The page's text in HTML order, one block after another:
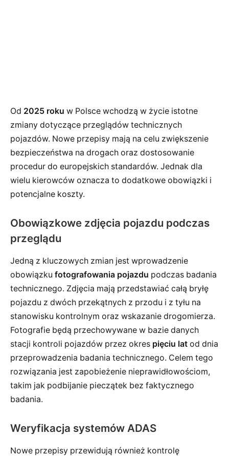
Od 2025 roku w Polsce wchodzą w życie istotne
zmiany dotyczące przeglądów technicznych
pojazdów. Nowe przepisy mają na celu zwiększenie
bezpieczeństwa na drogach oraz dostosowanie
procedur do europejskich standardów. Jednak dla
wielu kierowców oznacza to dodatkowe obowiązki i
potencjalne koszty.
Obowiązkowe zdjęcia pojazdu podczas
przeglądu
Jedną z kluczowych zmian jest wprowadzenie
obowiązku fotografowania pojazdu podczas badania
technicznego. Zdjęcia mają przedstawiać całą bryłę
pojazdu z dwóch przekątnych z przodu i z tyłu na
stanowisku kontrolnym oraz wskazanie drogomierza.
Fotografie będą przechowywane w bazie danych
stacji kontroli pojazdów przez okres pięciu lat od dnia
przeprowadzenia badania technicznego. Celem tego
rozwiązania jest zapobieżenie nieprawidłowościom,
takim jak podbijanie pieczątek bez faktycznego
badania.
Weryfikacja systemów ADAS
Nowe przepisy przewidują również kontrolę